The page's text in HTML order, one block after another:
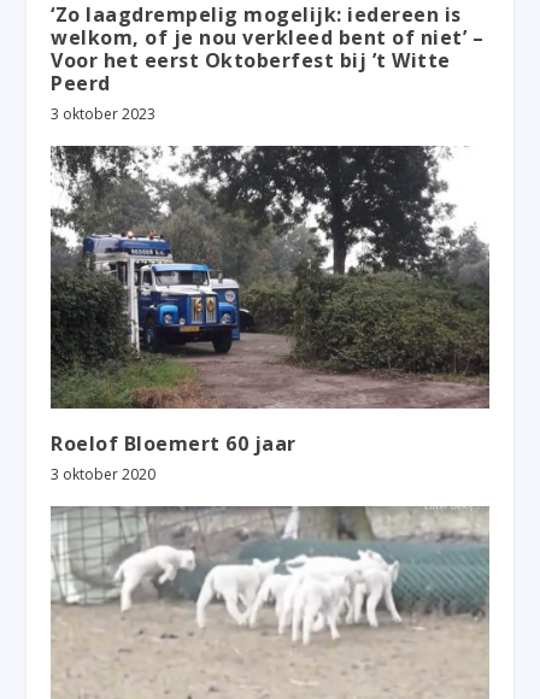
‘Zo laagdrempelig mogelijk: iedereen is
welkom, of je nou verkleed bent of niet’ –
Voor het eerst Oktoberfest bij ’t Witte
Peerd
3 oktober 2023
Roelof Bloemert 60 jaar
3 oktober 2020